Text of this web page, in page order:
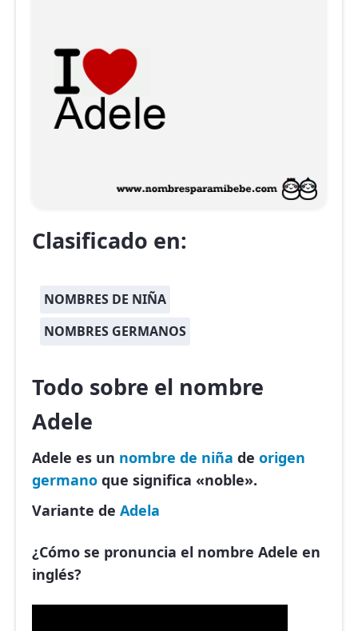
Clasificado en:
NOMBRES DE NIÑA
NOMBRES GERMANOS
Todo sobre el nombre
Adele
Adele es un nombre de niña de origen
germano que significa «noble».
Variante de Adela
¿Cómo se pronuncia el nombre Adele en
inglés?